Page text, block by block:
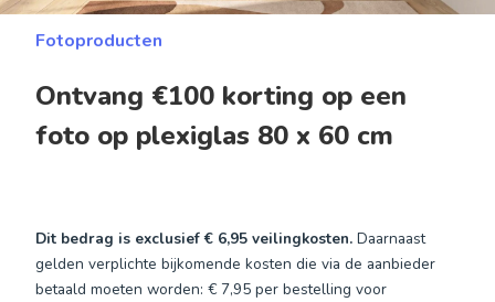
Fotoproducten
Ontvang €100 korting op een
foto op plexiglas 80 x 60 cm
Dit bedrag is exclusief€ 6,95 veilingkosten. Daarnaast
gelden verplichte bijkomende kosten die via de aanbieder
betaald moeten worden: € 7,95 per bestelling voor